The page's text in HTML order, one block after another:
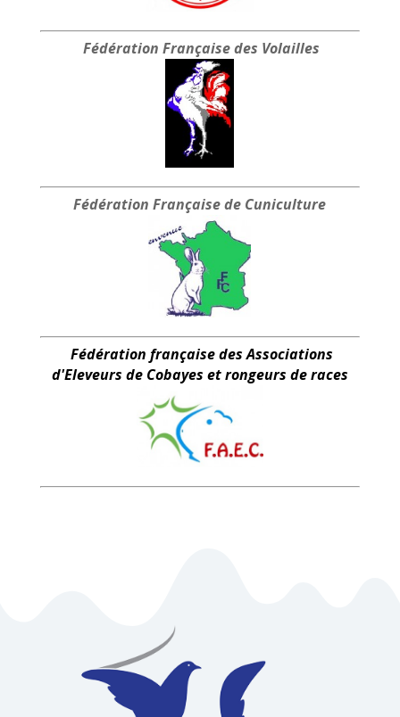
Fédération Française des Volailles
Fédération Française de Cuniculture
Fédération française des Associations
d'Eleveurs de Cobayes et rongeurs de races